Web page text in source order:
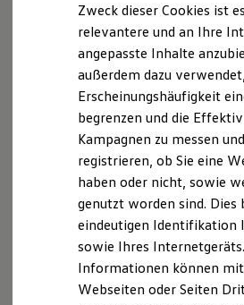
Kaufoptionen
E-Auto-Förderung
Software und Konnektivität
Die ID. Software 6
ID. Software
Digitale Extras
Schnittstellen zu
Hybridautos
Marke und Erlebnis
Volkswagen R und R
R-Modelle
R Experience
Driving Experience
Volkswagen entdecken
Werkbesichtigung
Lifestyle Shop
T-Roc Kollektion
Der T-Cross
Wendig, flexibel, vielseitig.
T‑Cross.
Mehr zum T-Cross erfahren
Zweck dieser Cookies ist
relevantere und an Ihre
angepasste Inhalte
außerdem dazu
Erscheinungshäufigkeit
begrenzen und die
Kampagnen zu messen
registrieren, ob Sie eine
haben oder nicht, sowie
genutzt worden sind. Dies
eindeutigen Identifikation
sowie Ihres
Informationen können
Webseiten oder Seiten